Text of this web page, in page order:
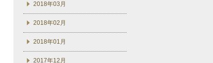
2018年03月
2018年02月
2018年01月
2017年12月